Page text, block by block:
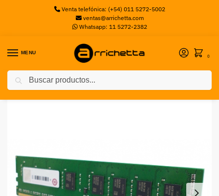
Venta telefónica: (+54) 011 5272-5002
ventas@arrichetta.com
Whatsapp: 11 5272-2382
MENU
0
Inicio Memorias PC / Memoria QNAP DDR4 16GB 2400MHZ